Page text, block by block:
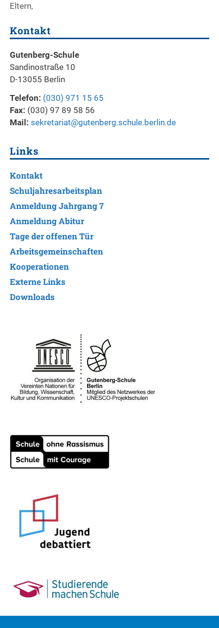
Eltern,
Kontakt
Gutenberg-Schule
Sandinostraße 10
D-13055 Berlin
Telefon: (030) 971 15 65
Fax: (030) 97 89 58 56
Mail: sekretariat@gutenberg.schule.berlin.de
Links
Kontakt
Schuljahresarbeitsplan
Anmeldung Jahrgang 7
Anmeldung Abitur
Tage der offenen Tür
Arbeitsgemeinschaften
Kooperationen
Externe Links
Downloads